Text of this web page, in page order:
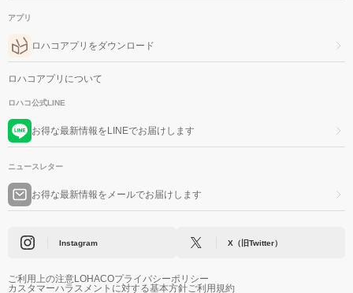
アプリ
ロハコアプリをダウンロード
ロハコアプリについて
ロハコ公式LINE
お得な最新情報をLINEでお届けします
ニュースレター
お得な最新情報をメールでお届けします
Instagram X（旧Twitter）
ご利用上の注意LOHACOプライバシーポリシー
カスタマーハラスメントに対する基本方針ご利用規約